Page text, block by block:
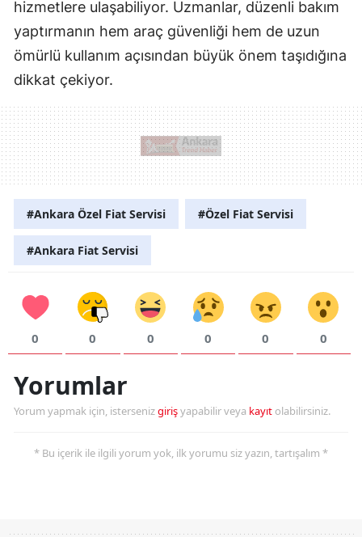
hizmetlere ulaşabiliyor. Uzmanlar, düzenli bakım
yaptırmanın hem araç güvenliği hem de uzun
ömürlü kullanım açısından büyük önem taşıdığına
dikkat çekiyor.
#Ankara Özel Fiat Servisi #Özel Fiat Servisi
#Ankara Fiat Servisi
0 0 0 0 0 0
Yorumlar
Yorum yapmak için, istersenizgirişyapabilir veya kayıt olabilirsiniz.
* Bu içerik ile ilgili yorum yok, ilk yorumu siz yazın, tartışalım *